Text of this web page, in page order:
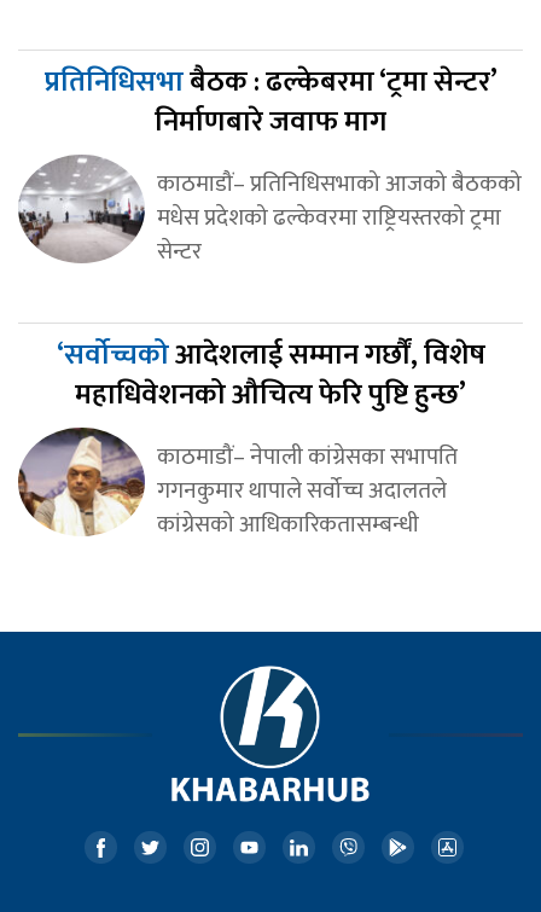
प्रतिनिधिसभाबैठक : ढल्केबरमा ‘ट्रमा सेन्टर’
निर्माणबारे जवाफ माग
काठमाडौं– प्रतिनिधिसभाको आजको बैठकको
मधेस प्रदेशको ढल्केवरमा राष्ट्रियस्तरको ट्रमा
सेन्टर
‘सर्वोच्चकोआदेशलाई सम्मान गर्छौं, विशेष
महाधिवेशनको औचित्य फेरि पुष्टि हुन्छ’
काठमाडौं– नेपाली कांग्रेसका सभापति
गगनकुमार थापाले सर्वोच्च अदालतले
कांग्रेसको आधिकारिकतासम्बन्धी